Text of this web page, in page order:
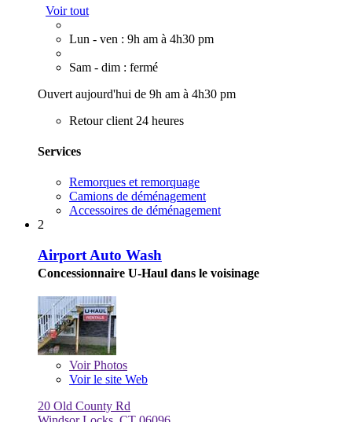
Voir tout
Lun - ven : 9h am à 4h30 pm
Sam - dim : fermé
Ouvert aujourd'hui de 9h am à 4h30 pm
Retour client 24 heures
Services
Remorques et remorquage
Camions de déménagement
Accessoires de déménagement
2
Airport Auto Wash
Concessionnaire U-Haul dans le voisinage
VoirPhotos
Voir le site Web
20 Old County Rd